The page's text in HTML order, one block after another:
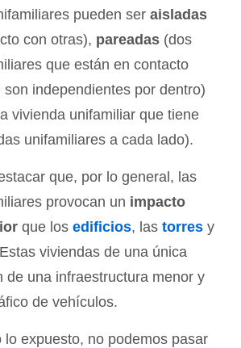
pueden ser aisladas
con otras), pareadas (dos
que están en contacto
independientes por dentro)
vivienda unifamiliar que tiene
unifamiliares a cada lado).
que, por lo general, las
provocan un impacto
que los edificios, las torres y
viviendas de una única
de una infraestructura menor y
de vehículos.
lo expuesto, no podemos pasar